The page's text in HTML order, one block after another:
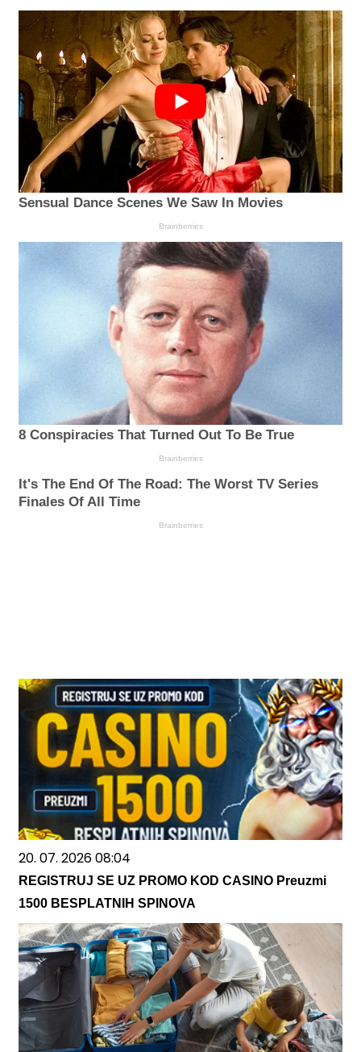
Sensual Dance Scenes We Saw In Movies
Brainberries
8 Conspiracies That Turned Out To Be True
Brainberries
It's The End Of The Road: The Worst TV Series
Finales Of All Time
Brainberries
20. 07. 2026 08:04
REGISTRUJ SE UZ PROMO KOD CASINO Preuzmi
1500 BESPLATNIH SPINOVA